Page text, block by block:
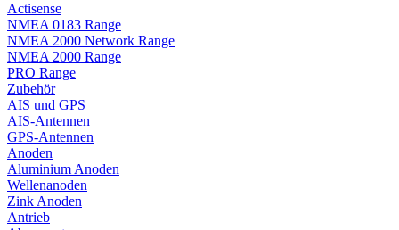
Actisense
NMEA 0183 Range
NMEA 2000 Network Range
NMEA 2000 Range
PRO Range
Zubehör
AIS und GPS
AIS-Antennen
GPS-Antennen
Anoden
Aluminium Anoden
Wellenanoden
Zink Anoden
Antrieb